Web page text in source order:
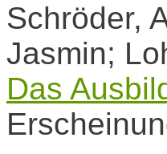
Schröder,
Jasmin;
Das